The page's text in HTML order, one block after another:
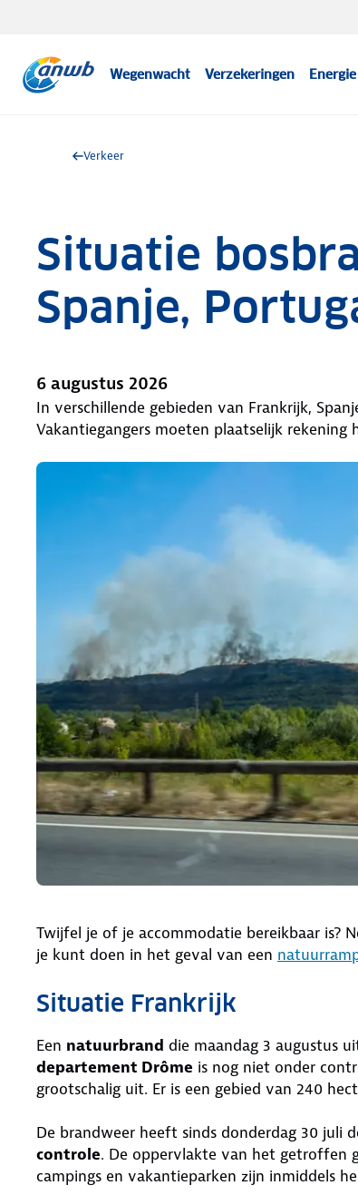
Wegenwacht Verzekeringen Energie
Verkeer
Situatie
Spanje,
6 augustus 2026
In verschillende gebieden van Frankrijk,
Vakantiegangers moeten plaatselijk
Twijfel je of je accommodatie bereikbaar is?
je kunt doen in het geval van een
Situatie Frankrijk
Een natuurbrand die maandag 3 augustus
departement Drôme is nog niet onder
grootschalig uit. Er is een gebied van 240
De brandweer heeft sinds donderdag 30 juli
controle. De oppervlakte van het getroffen
campings en vakantieparken zijn inmiddels